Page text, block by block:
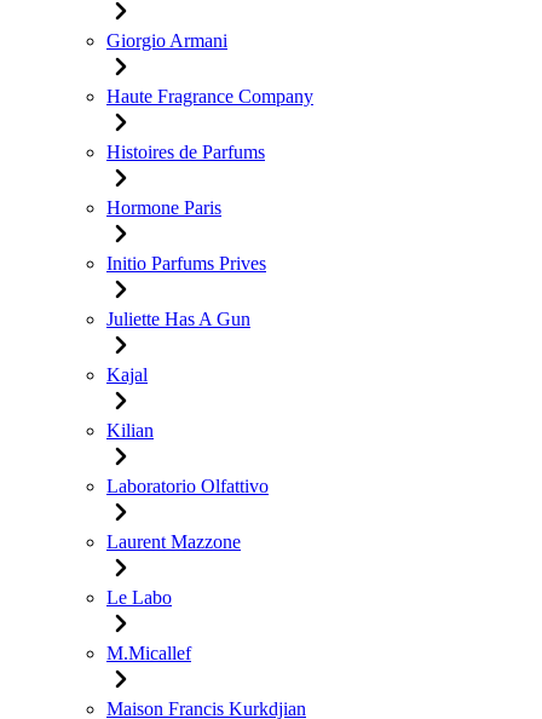
Giorgio Armani
Haute Fragrance Company
Histoires de Parfums
Hormone Paris
Initio Parfums Prives
Juliette Has A Gun
Kajal
Kilian
Laboratorio Olfattivo
Laurent Mazzone
Le Labo
M.Micallef
Maison Francis Kurkdjian